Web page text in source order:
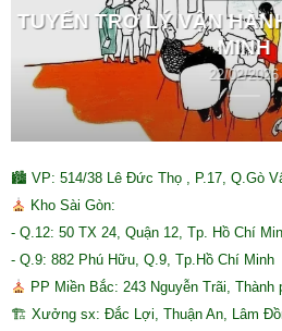
TUYỂN TRỢ LÝ VẬN
MINH
22/02/2026
🏙 VP: 514/38 Lê Đức Thọ , P.17, Q.Gò
Kho Sài Gòn:
- Q.12: 50 TX 24, Quận 12, Tp. Hồ Chí
- Q.9: 882 Phú Hữu, Q.9, Tp.Hồ Chí Minh
PP Miền Bắc: 243 Nguyễn Trãi, Thành
🏗 Xưởng sx: Đắc Lợi, Thuận An, Lâm